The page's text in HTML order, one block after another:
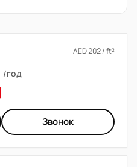
AED 202 / ft²
/год
Звонок